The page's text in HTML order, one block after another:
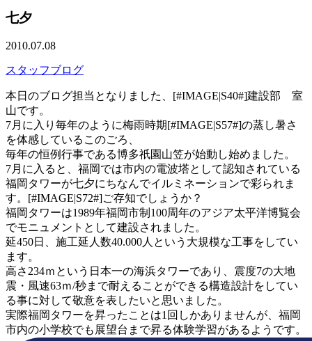
七夕
2010.07.08
スタッフブログ
本日のブログ担当となりました、[#IMAGE|S40#]建設部 室
山です。
7月に入り毎年のように梅雨時期[#IMAGE|S57#]の蒸し暑さ
を体感しているこのごろ、
毎年の恒例行事である博多祇園山笠が始動し始めました。
7月に入ると、福岡では市内の電波塔として認知されている
福岡タワーが七夕にちなんでイルミネーションで彩られま
す。[#IMAGE|S72#]ご存知でしょうか？
福岡タワーは1989年福岡市制100周年のアジア太平洋博覧会
でモニュメントとして建設されました。
延450日、施工延人数40.000人という大規模な工事をしてい
ます。
高さ234ｍという日本一の海浜タワーであり、震度7の大地
震・風速63ｍ/秒まで耐えることができる構造設計をしてい
る事に対して敬意を表したいと思いました。
実際福岡タワーを昇ったことは1回しかありませんが、福岡
市内の小学校でも展望台まで昇る体験学習があるようです。